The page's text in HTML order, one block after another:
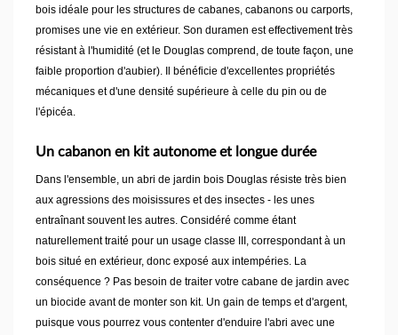
bois idéale pour les structures de cabanes, cabanons ou carports,
promises une vie en extérieur. Son duramen est effectivement très
résistant à l'humidité (et le Douglas comprend, de toute façon, une
faible proportion d'aubier). Il bénéficie d'excellentes propriétés
mécaniques et d'une densité supérieure à celle du pin ou de
l'épicéa.
Un cabanon en kit autonome et longue durée
Dans l'ensemble, un abri de jardin bois Douglas résiste très bien
aux agressions des moisissures et des insectes - les unes
entraînant souvent les autres. Considéré comme étant
naturellement traité pour un usage classe III, correspondant à un
bois situé en extérieur, donc exposé aux intempéries. La
conséquence ? Pas besoin de traiter votre cabane de jardin avec
un biocide avant de monter son kit. Un gain de temps et d'argent,
puisque vous pourrez vous contenter d'enduire l'abri avec une